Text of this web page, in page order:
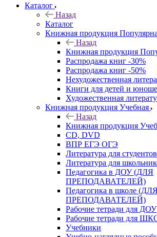
Каталог
Назад
Каталог
Книжная продукция
Назад
Книжная продукция
Распродажа книг -30%
Распродажа книг -50%
Нехудожественная
Книги для детей и
Художественная
Книжная продукция Учебная
Назад
Книжная продукция
CD, DVD
ВПР ЕГЭ ОГЭ
Литература для
Литература для
Педагогика в ДОУ (ДЛЯ
ПРЕПОДАВАТЕЛЕЙ)
Педагогика в школе
ПРЕПОДАВАТЕЛЕЙ)
Рабочие тетради для ДОУ
Рабочие тетради для
Учебники